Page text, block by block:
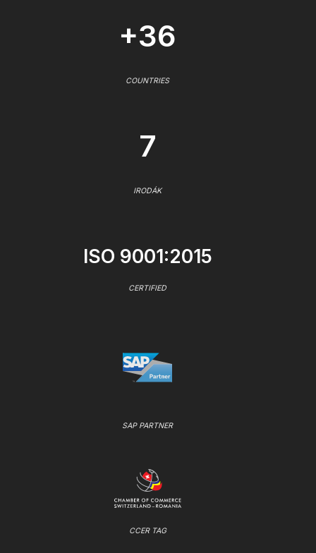
+36
COUNTRIES
7
IRODÁK
ISO 9001:2015
CERTIFIED
SAP PARTNER
CCER TAG